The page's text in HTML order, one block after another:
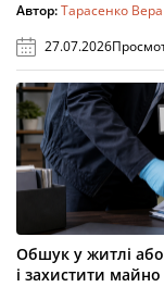
Автор:Тарасенко
27.07.2026
Обшук у житлі
і захистити майно